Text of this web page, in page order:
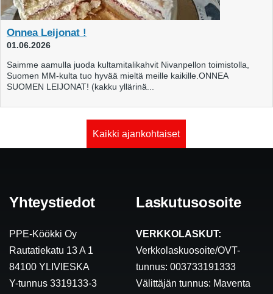
Onnea Leijonat !
01.06.2026
Saimme aamulla juoda kultamitalikahvit Nivanpellon toimistolla,
Suomen MM-kulta tuo hyvää mieltä meille kaikille.ONNEA
SUOMEN LEIJONAT! (kakku yllärinä...
Kaikki ajankohtaiset
Yhteystiedot
PPE-Köökki Oy
Rautatiekatu 13 A 1
84100 YLIVIESKA
Y-tunnus 3319133-3
Laskutusosoite
VERKKOLASKUT:
Verkkolaskuosoite/OVT-
tunnus: 003733191333
Välittäjän tunnus: Maventa